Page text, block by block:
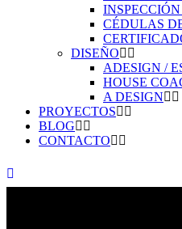
CÉDULAS
DISEÑO
ADESIGN /
HOUSE
A DESIGN
PROYECTOS
BLOG
CONTACTO